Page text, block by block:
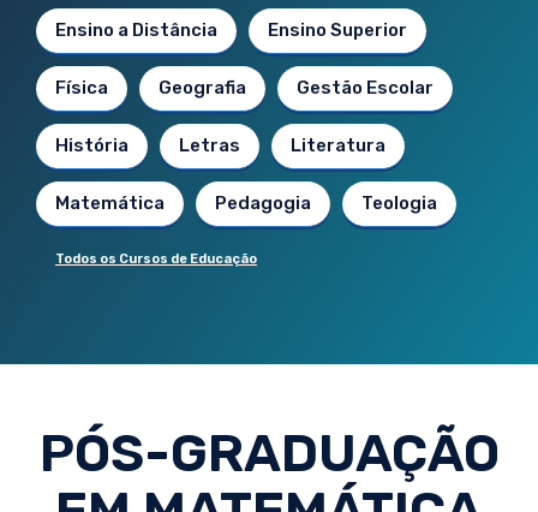
Ensino a Distância Ensino Superior
Física Geografia Gestão Escolar
História Letras Literatura
Matemática Pedagogia Teologia
Todos os Cursos de Educação
PÓS-GRADUAÇÃO